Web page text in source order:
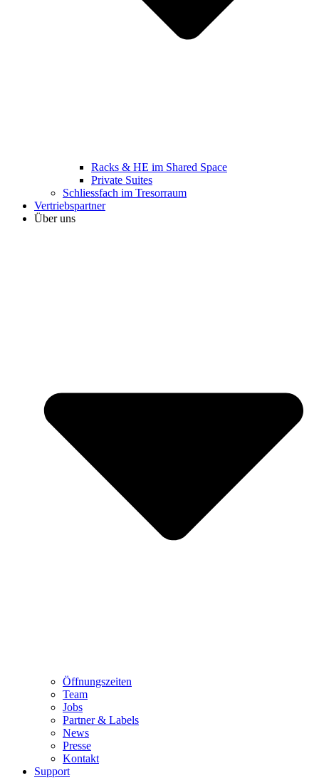
Racks & HE im Shared Space
Private Suites
Schliessfach im Tresorraum
Vertriebspartner
Über uns
Öffnungszeiten
Team
Jobs
Partner & Labels
News
Presse
Kontakt
Support